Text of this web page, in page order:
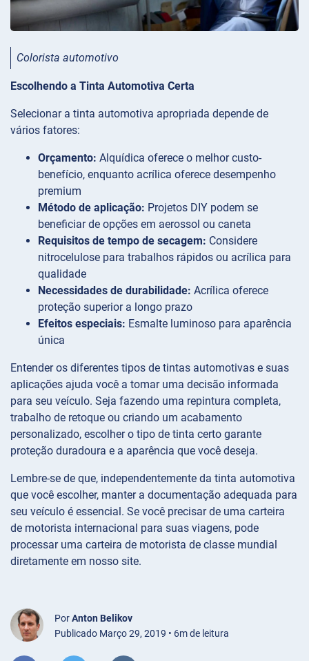
Colorista automotivo
Escolhendo a Tinta Automotiva Certa
Selecionar a tinta automotiva apropriada depende de
vários fatores:
Orçamento: Alquídica oferece o melhor custo-
benefício, enquanto acrílica oferece desempenho
premium
Método de aplicação: Projetos DIY podem se
beneficiar de opções em aerossol ou caneta
Requisitos de tempo de secagem: Considere
nitrocelulose para trabalhos rápidos ou acrílica para
qualidade
Necessidades de durabilidade: Acrílica oferece
proteção superior a longo prazo
Efeitos especiais: Esmalte luminoso para aparência
única
Entender os diferentes tipos de tintas automotivas e suas
aplicações ajuda você a tomar uma decisão informada
para seu veículo. Seja fazendo uma repintura completa,
trabalho de retoque ou criando um acabamento
personalizado, escolher o tipo de tinta certo garante
proteção duradoura e a aparência que você deseja.
Lembre-se de que, independentemente da tinta automotiva
que você escolher, manter a documentação adequada para
seu veículo é essencial. Se você precisar de uma carteira
de motorista internacional para suas viagens, pode
processar uma carteira de motorista de classe mundial
diretamente em nosso site.
PorAnton Belikov
Publicado Março 29, 2019 • 6m de leitura